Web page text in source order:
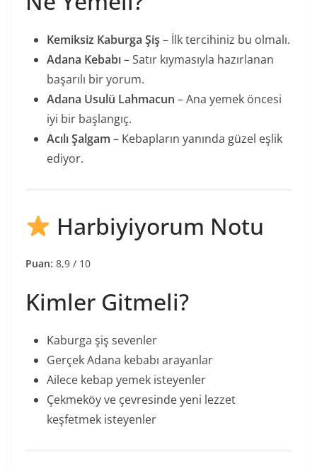
Kemiksiz Kaburga Şiş – İlk tercihiniz bu olmalı.
Adana Kebabı– Satır kıymasıyla hazırlanan
başarılı bir yorum.
Adana Usulü Lahmacun – Ana yemek öncesi
iyi bir başlangıç.
Acılı Şalgam – Kebapların yanında güzel eşlik
ediyor.
Harbiyiyorum Notu
Puan: 8,9 / 10
Kimler Gitmeli?
Kaburga şiş sevenler
Gerçek Adana kebabı arayanlar
Ailece kebap yemek isteyenler
Çekmeköy ve çevresinde yeni lezzet
keşfetmek isteyenler